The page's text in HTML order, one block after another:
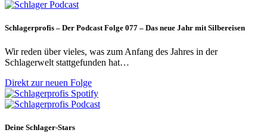
Schlagerprofis – Der Podcast Folge 077 – Das neue Jahr mit Silbereisen
Wir reden über vieles, was zum Anfang des Jahres in der
Schlagerwelt stattgefunden hat…
Direkt zur neuen Folge
Deine Schlager-Stars